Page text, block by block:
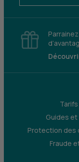
Guides
Protection des
Fraude